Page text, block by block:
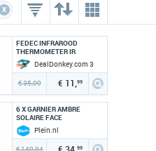
x
FEDEC INFRAROOD
THERMOMETER IR
WARMTEMETER - LCD
DISPLAYDealDonkey.com 3
€ 35,00 € 11,99
6 X GARNIER AMBRE
SOLAIRE FACE
GEZICHTSLOTION
Plein.nl
99